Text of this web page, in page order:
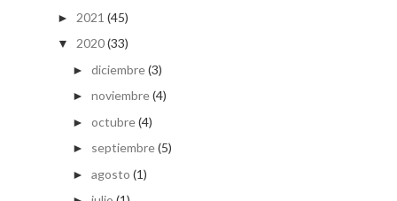
► 2021 (45)
▼ 2020(33)
► diciembre(3)
► noviembre(4)
► octubre(4)
► septiembre(5)
► agosto (1)